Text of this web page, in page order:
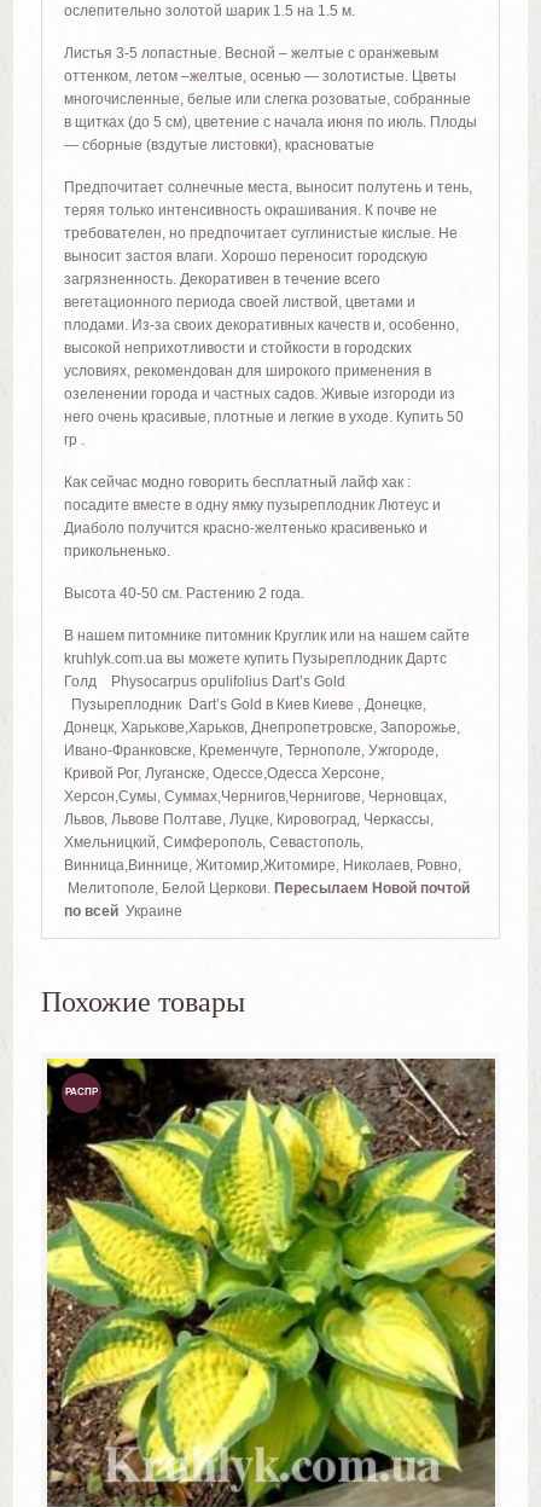
ослепительно золотой шарик 1.5 на 1.5 м.
Листья 3-5 лопастные. Весной – желтые с оранжевым
оттенком, летом –желтые, осенью — золотистые. Цветы
многочисленные, белые или слегка розоватые, собранные
в щитках (до 5 см), цветение с начала июня по июль. Плоды
— сборные (вздутые листовки), красноватые
Предпочитает солнечные места, выносит полутень и тень,
теряя только интенсивность окрашивания. К почве не
требователен, но предпочитает суглинистые кислые. Не
выносит застоя влаги. Хорошо переносит городскую
загрязненность. Декоративен в течение всего
вегетационного периода своей листвой, цветами и
плодами. Из-за своих декоративных качеств и, особенно,
высокой неприхотливости и стойкости в городских
условиях, рекомендован для широкого применения в
озеленении города и частных садов. Живые изгороди из
него очень красивые, плотные и легкие в уходе. Купить 50
гр .
Как сейчас модно говорить бесплатный лайф хак :
посадите вместе в одну ямку пузыреплодник Лютеус и
Диаболо получится красно-желтенько красивенько и
прикольненько.
Высота 40-50 см. Растению 2 года.
В нашем питомнике питомник Круглик или на нашем сайте
kruhlyk.com.ua вы можете купить Пузыреплодник Дартс
Голд Physocarpus opulifolius Dart’s Gold
Пузыреплодник Dart’s Gold в Киев Киеве , Донецке,
Донецк, Харькове,Харьков, Днепропетровске, Запорожье,
Ивано-Франковске, Кременчуге, Тернополе, Ужгороде,
Кривой Рог, Луганске, Одессе,Одесса Херсоне,
Херсон,Сумы, Суммах,Чернигов,Чернигове, Черновцах,
Львов, Львове Полтаве, Луцке, Кировоград, Черкассы,
Хмельницкий, Симферополь, Севастополь,
Винница,Виннице, Житомир,Житомире, Николаев, Ровно,
Мелитополе, Белой Церкови. Пересылаем Новой почтой
по всейУкраине
Похожие товары
РАСПР
ОДАЖ
А!